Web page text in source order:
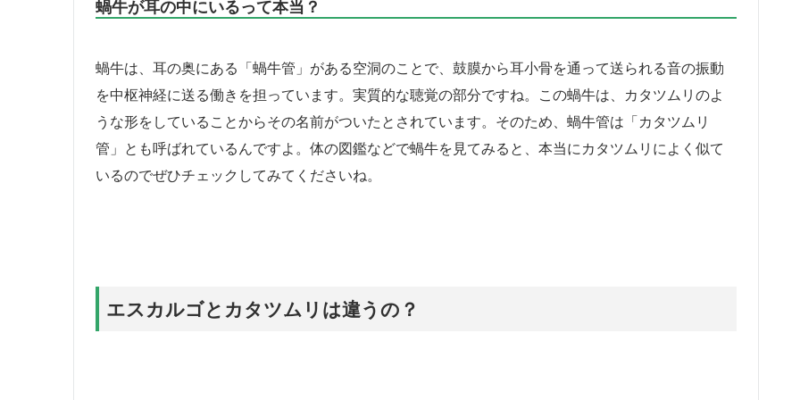
蝸牛が耳の中にいるって本当？
蝸牛は、耳の奥にある「蝸牛管」がある空洞のことで、鼓膜から耳小骨を通って送られる音の振動
を中枢神経に送る働きを担っています。実質的な聴覚の部分ですね。この蝸牛は、カタツムリのよ
うな形をしていることからその名前がついたとされています。そのため、蝸牛管は「カタツムリ
管」とも呼ばれているんですよ。体の図鑑などで蝸牛を見てみると、本当にカタツムリによく似て
いるのでぜひチェックしてみてくださいね。
エスカルゴとカタツムリは違うの？